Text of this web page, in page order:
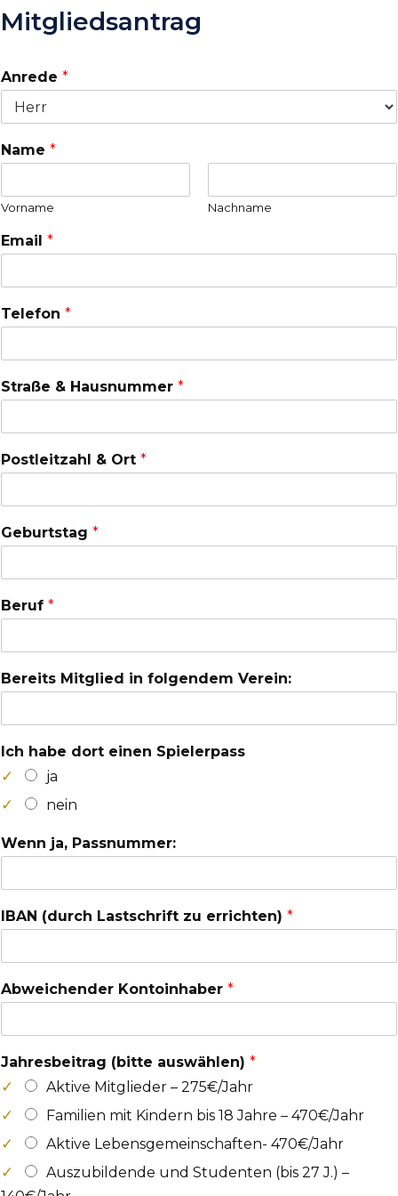
Mitgliedsantrag
Anrede *
Name *
Vorname Nachname
Email *
Telefon *
Straße & Hausnummer *
Postleitzahl & Ort *
Geburtstag *
Beruf *
Bereits Mitglied in folgendem Verein:
Ich habe dort einen Spielerpass
ja
nein
Wenn ja, Passnummer:
IBAN (durch Lastschrift zu errichten) *
Abweichender Kontoinhaber *
Jahresbeitrag (bitte auswählen) *
Aktive Mitglieder – 275€/Jahr
Familien mit Kindern bis 18 Jahre – 470€/Jahr
Aktive Lebensgemeinschaften- 470€/Jahr
Auszubildende und Studenten (bis 27 J.) –